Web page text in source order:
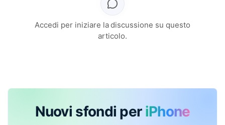
Accedi per iniziare la discussione su questo
articolo.
Nuovi sfondi per iPhone